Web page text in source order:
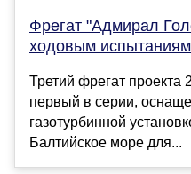
Фрегат "Адмирал
ходовым испытаниям
Третий фрегат
первый в серии,
газотурбинной
Балтийское море для...